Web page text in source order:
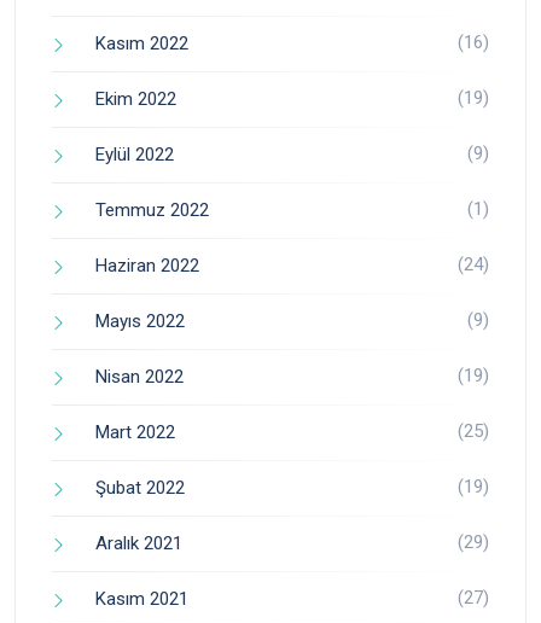
Kasım 2022 (16)
Ekim 2022 (19)
Eylül 2022 (9)
Temmuz 2022 (1)
Haziran 2022 (24)
Mayıs 2022 (9)
Nisan 2022 (19)
Mart 2022 (25)
Şubat 2022 (19)
Aralık 2021 (29)
Kasım 2021 (27)